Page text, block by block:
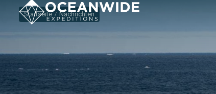
Startseite Nachrichten